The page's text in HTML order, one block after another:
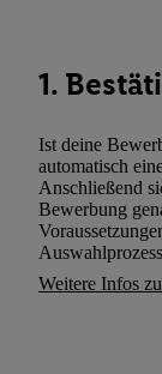
1.
Ist deine
automatisch
Anschließend
Bewerbung
Weitere Infos
Ihrem
Sie verfügbar
Netzbetreiber
wie z.B. Ihrer
Kennung
mittels dieser